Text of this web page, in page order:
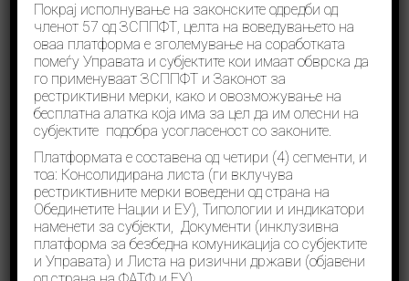
Соопштенија
Меѓународен ден на ФИУ- Jуни
9, 2026
Соопштенија јуни 9, 2026
Покрај исполнување на законските одредби од
членот 57 од ЗСППФТ, целта на воведувањето на
оваа платформа е зголемување на соработката
помеѓу Управата и субјектите кои имаат обврска да
го применуваат ЗСППФТ и Законот за
рестриктивни мерки, како и овозможување на
бесплатна алатка која има за цел да им олесни на
субјектите подобра усогласеност со законите.
Платформата е составена од четири (4) сегменти, и
тоа: Консолидирана листа (ги вклучува
рестриктивните мерки воведени од страна на
Обединетите Нации и ЕУ), Типологии и индикатори
наменети за субјекти, Документи (инклузивна
платформа за безбедна комуникација со субјектите
и Управата) и Листа на ризични држави (објавени